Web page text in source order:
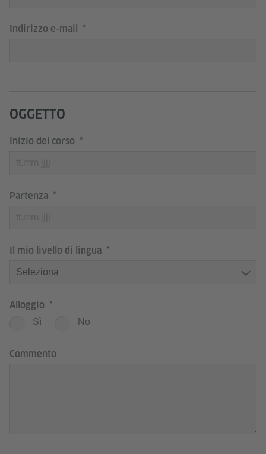
Indirizzo e-mail
OGGETTO
Inizio del corso
Partenza
Il mio livello di lingua
Alloggio
Sì No
Commento